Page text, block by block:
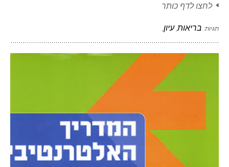
לחצו לדף כותר
תגיות: בריאות,עיון,